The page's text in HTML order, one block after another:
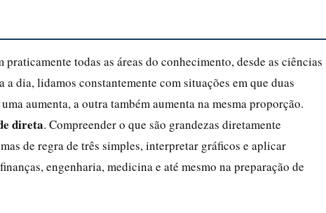
todas as áreas do conhecimento, desde as ciências
dia, lidamos constantemente com situações em que duas
aumenta, a outra também aumenta na mesma proporção.
direta. Compreender o que são grandezas diretamente
de regra de três simples, interpretar gráficos e aplicar
engenharia, medicina e até mesmo na preparação de